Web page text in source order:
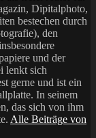
Dipitalphoto,
bestechen durch
den
und der
lenkt sich
gerne und ist ein
In seinem
das sich von ihm
Alle Beiträge von